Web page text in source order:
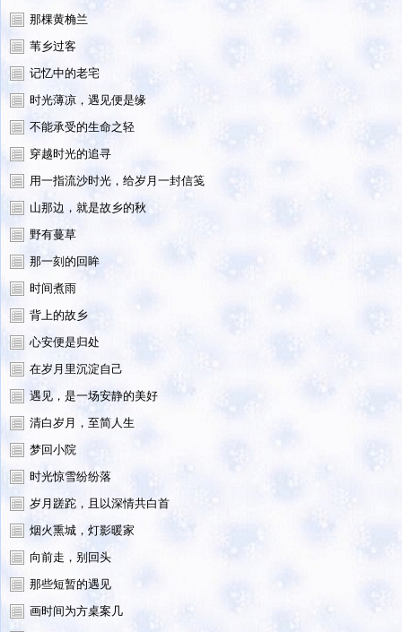
那棵黄桷兰
苇乡过客
记忆中的老宅
时光薄凉，遇见便是缘
不能承受的生命之轻
穿越时光的追寻
用一指流沙时光，给岁月一封信笺
山那边，就是故乡的秋
野有蔓草
那一刻的回眸
时间煮雨
背上的故乡
心安便是归处
在岁月里沉淀自己
遇见，是一场安静的美好
清白岁月，至简人生
梦回小院
时光惊雪纷纷落
岁月蹉跎，且以深情共白首
烟火熏城，灯影暖家
向前走，别回头
那些短暂的遇见
画时间为方桌案几